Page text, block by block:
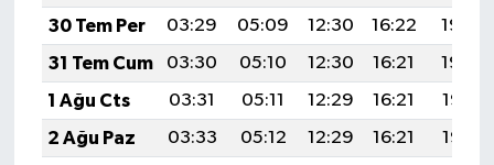
30 Tem Per
03:29 05:09 12:30 16:22
19:40
31 Tem Cum
03:30 05:10 12:30 16:21
19:39
1 Ağu Cts
03:31 05:11 12:29 16:21
19:38
2 Ağu Paz
03:33 05:12 12:29 16:21
19:37